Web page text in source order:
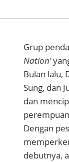
Grup
Nation’
Bulan lalu,
Sung, dan
dan
Dengan
debutnya,